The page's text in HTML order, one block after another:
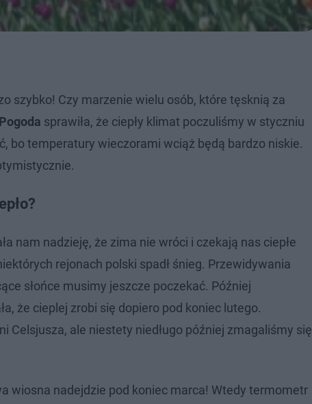
szybko! Czy marzenie wielu osób, które tęsknią za
Pogoda sprawiła, że ciepły klimat poczuliśmy w styczniu
bo temperatury wieczorami wciąż będą bardzo niskie.
nam nadzieję, że zima nie wróci i czekają nas ciepłe
rejonach polski spadł śnieg. Przewidywania
słońce musimy jeszcze poczekać. Później
że cieplej zrobi się dopiero pod koniec lutego.
ale niestety niedługo później zmagaliśmy się
wiosna nadejdzie pod koniec marca! Wtedy termometr